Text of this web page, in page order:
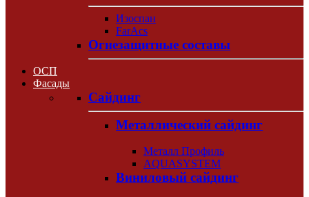
Изоспан
FarAcs
Огнезащитные составы
ОСП
Фасады
Сайдинг
Металлический сайдинг
Металл Профиль
AQUASYSTEM
Виниловый сайдинг